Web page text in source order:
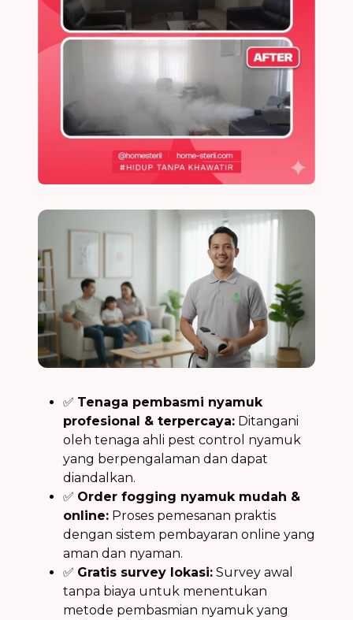
✅ Tenaga pembasmi nyamuk
profesional & terpercaya: Ditangani
oleh tenaga ahli pest control nyamuk
yang berpengalaman dan dapat
diandalkan.
✅ Order fogging nyamuk mudah &
online: Proses pemesanan praktis
dengan sistem pembayaran online yang
aman dan nyaman.
✅ Gratis survey lokasi: Survey awal
tanpa biaya untuk menentukan
metode pembasmian nyamuk yang